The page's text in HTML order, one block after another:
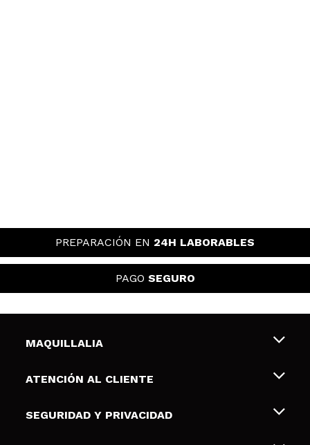
PREPARACIÓN EN 24H LABORABLES
PAGO SEGURO
MAQUILLALIA
Sobre nosotros
Tarjetas de Regalo
ATENCIÓN AL CLIENTE
Envíos y devoluciones
SEGURIDAD Y PRIVACIDAD